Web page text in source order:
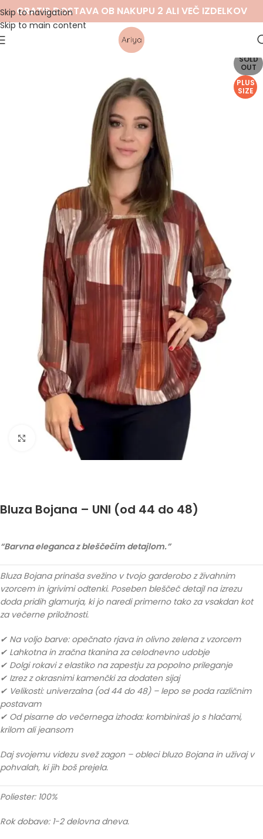
Skip to navigation
Skip to main content
GRATIS DOSTAVA OB NAKUPU 2 ALI VEČ IZDELKOV
SOLD
OUT
PLUS
SIZE
Click to enlarge
Bluza Bojana – UNI (od 44 do 48)
“Barvna eleganca z bleščečim detajlom.”
Bluza Bojana prinaša svežino v tvojo garderobo z živahnim
vzorcem in igrivimi odtenki. Poseben bleščeč detajl na izrezu
doda pridih glamurja, ki jo naredi primerno tako za vsakdan kot
za večerne priložnosti.
✔ Na voljo barve: opečnato rjava in olivno zelena z vzorcem
✔ Lahkotna in zračna tkanina za celodnevno udobje
✔ Dolgi rokavi z elastiko na zapestju za popolno prileganje
✔ Izrez z okrasnimi kamenčki za dodaten sijaj
✔ Velikosti: univerzalna (od 44 do 48) – lepo se poda različnim
postavam
✔ Od pisarne do večernega izhoda: kombiniraš jo s hlačami,
krilom ali jeansom
Daj svojemu videzu svež zagon – obleci bluzo Bojana in uživaj v
pohvalah, ki jih boš prejela.
Poliester: 100%
Rok dobave: 1-2 delovna dneva.